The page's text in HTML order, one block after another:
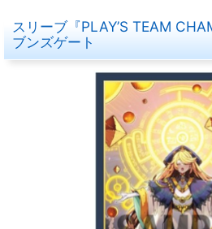
スリーブ『PLAY’S TEAM
ブンズゲート